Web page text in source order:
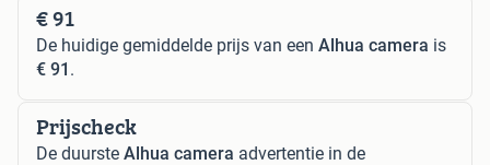
€ 91
De huidige gemiddelde prijs van een Alhua camera is
€ 91 .
Prijscheck
De duurste Alhua camera advertentie in de